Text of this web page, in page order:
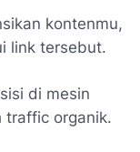
kontenmu,
link tersebut.
di mesin
traffic organik.